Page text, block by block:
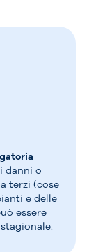
danni o
terzi (cose
e delle
essere